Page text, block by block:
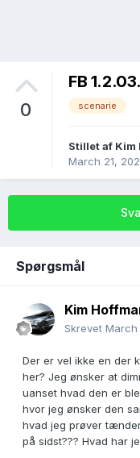
0
FB
scenarie
Stillet af Kim
March 21,
Spørgsmål
Kim
Skrevet March
Der er vel ikke en der
her? Jeg ønsker at
uanset hvad den er
hvor jeg ønsker den
hvad jeg prøver
på sidst??? Hvad har